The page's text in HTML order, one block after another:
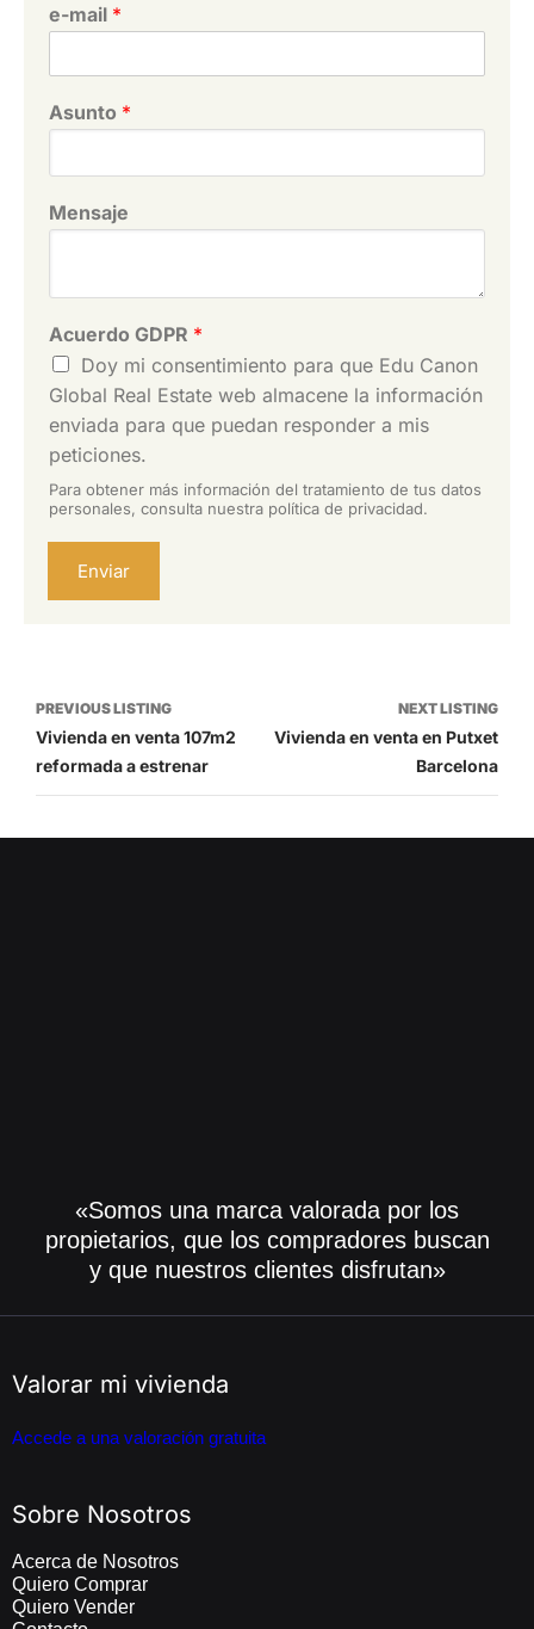
e-mail *
Asunto *
Mensaje
Acuerdo GDPR *
Doy mi consentimiento para que Edu Canon
Global Real Estate web almacene la información
enviada para que puedan responder a mis
peticiones.
Para obtener más información del tratamiento de tus datos
personales, consulta nuestra política de privacidad.
Enviar
Listing
navigation
PREVIOUS LISTING
Vivienda en venta 107m2
reformada a estrenar
NEXT LISTING
Vivienda en venta en Putxet
Barcelona
«Somos una marca valorada por los
propietarios, que los compradores buscan
y que nuestros clientes disfrutan»
Valorar mi vivienda
Accede a una valoración gratuita
Sobre Nosotros
Acerca de Nosotros
Quiero Comprar
Quiero Vender